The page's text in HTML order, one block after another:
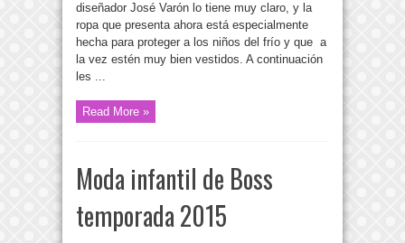
diseñador José Varón lo tiene muy claro, y la
ropa que presenta ahora está especialmente
hecha para proteger a los niños del frío y que a
la vez estén muy bien vestidos. A continuación
les ...
Read More »
Moda infantil de Boss
temporada 2015